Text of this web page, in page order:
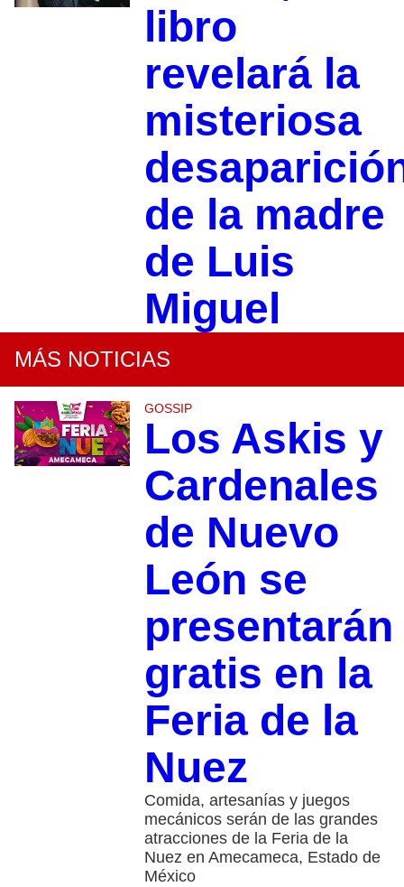
libro
revelará la
misteriosa
de la madre
de Luis
Miguel
MÁS NOTICIAS
GOSSIP
Los Askis y
Cardenales
de Nuevo
León se
presentarán
gratis en la
Feria de la
Nuez
Comida, artesanías y juegos
mecánicos serán de las grandes
atracciones de la Feria de la
Nuez en Amecameca, Estado de
México